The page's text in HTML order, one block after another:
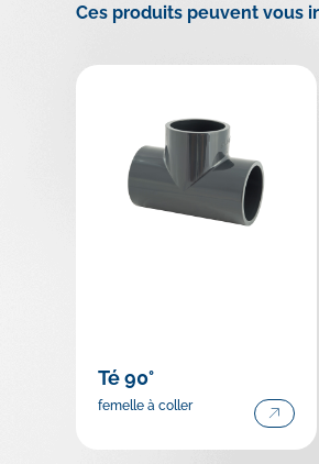
Ces produits peuvent vous
Té 90°
femelle à coller